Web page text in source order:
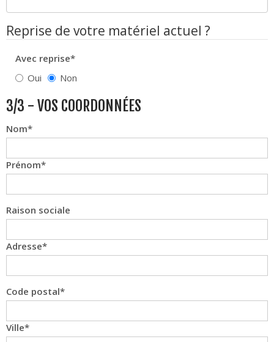
Reprise de votre matériel actuel ?
Avec reprise*
Oui
Non
3/3 - VOS COORDONNÉES
Nom
Prénom
Raison sociale
Adresse
Code postal
Ville